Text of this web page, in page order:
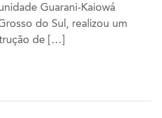
Guarani-Kaiowá
do Sul, realizou um
de […]